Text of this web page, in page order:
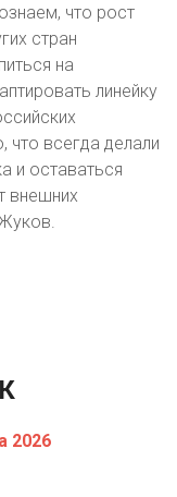
что рост
стран
на
линейку
что всегда делали
и оставаться
внешних
2026